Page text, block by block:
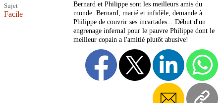
Sujet
Facile
Bernard et Philippe sont les meilleurs amis du
monde. Bernard, marié et infidèle, demande à
Philippe de couvrir ses incartades... Début d'un
engrenage infernal pour le pauvre Philippe dont le
meilleur copain a l'amitié plutôt abusive!